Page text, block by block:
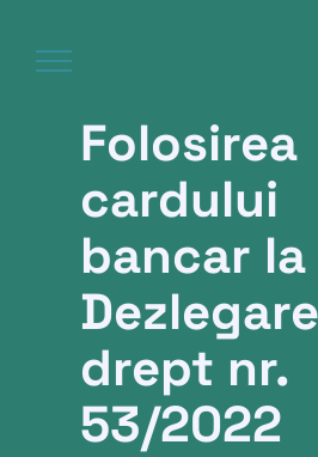
content
Folosirea
cardului
bancar la
drept nr.
53/2022